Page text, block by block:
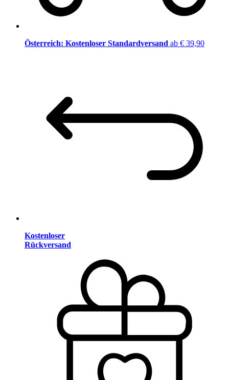
Österreich: Kostenloser Standardversand ab € 39,90
Kostenloser
Rückversand